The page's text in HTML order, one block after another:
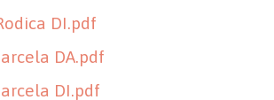
DI.pdf
DA.pdf
DI.pdf